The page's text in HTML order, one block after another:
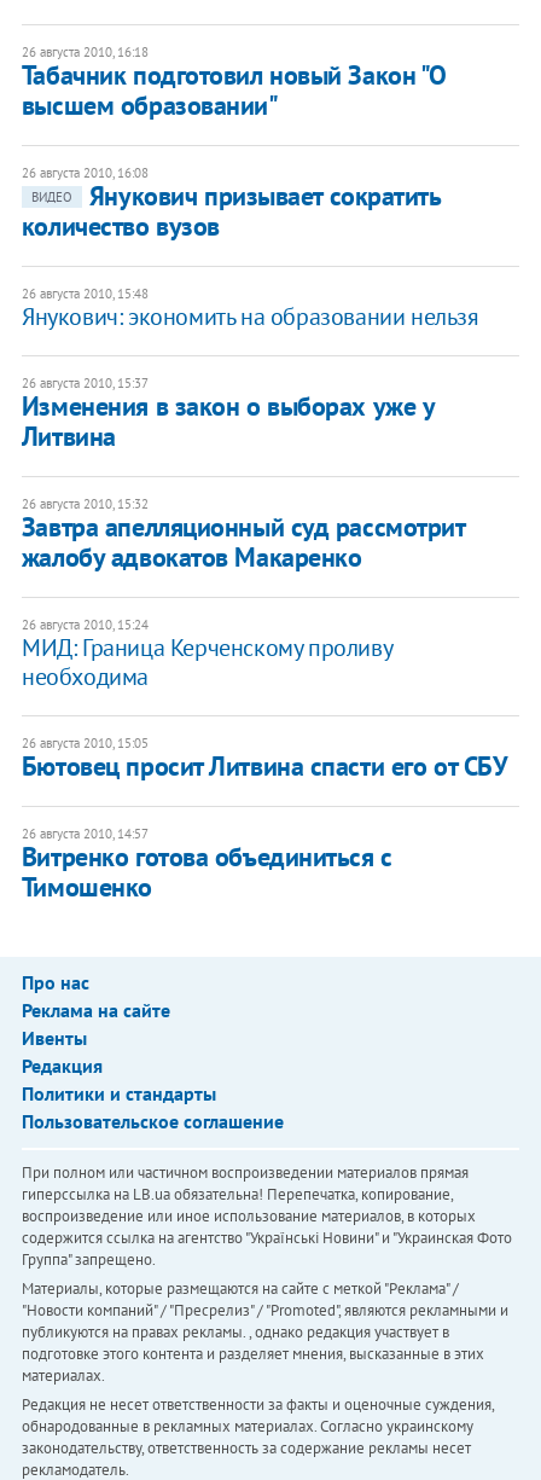
26 августа 2010, 16:18
Табачник подготовил новый Закон "О
высшем образовании"
26 августа 2010, 16:08
ВИДЕО
Янукович призывает сократить
количество вузов
26 августа 2010, 15:48
Янукович: экономить на образовании нельзя
26 августа 2010, 15:37
Изменения в закон о выборах уже у
Литвина
26 августа 2010, 15:32
Завтра апелляционный суд рассмотрит
жалобу адвокатов Макаренко
26 августа 2010, 15:24
МИД: Граница Керченскому проливу
необходима
26 августа 2010, 15:05
Бютовец просит Литвина спасти его от СБУ
26 августа 2010, 14:57
Витренко готова объединиться с
Тимошенко
Про нас
Реклама на сайте
Ивенты
Редакция
Политики и стандарты
Пользовательское соглашение
При полном или частичном воспроизведении материалов прямая
гиперссылка на LB.ua обязательна! Перепечатка, копирование,
воспроизведение или иное использование материалов, в которых
содержится ссылка на агентство "Українськi Новини" и "Украинская Фото
Группа" запрещено.
Материалы, которые размещаются на сайте с меткой "Реклама" /
"Новости компаний" / "Пресрелиз" / "Promoted", являются рекламными и
публикуются на правах рекламы. , однако редакция участвует в
подготовке этого контента и разделяет мнения, высказанные в этих
материалах.
Редакция не несет ответственности за факты и оценочные суждения,
обнародованные в рекламных материалах. Согласно украинскому
законодательству, ответственность за содержание рекламы несет
рекламодатель.